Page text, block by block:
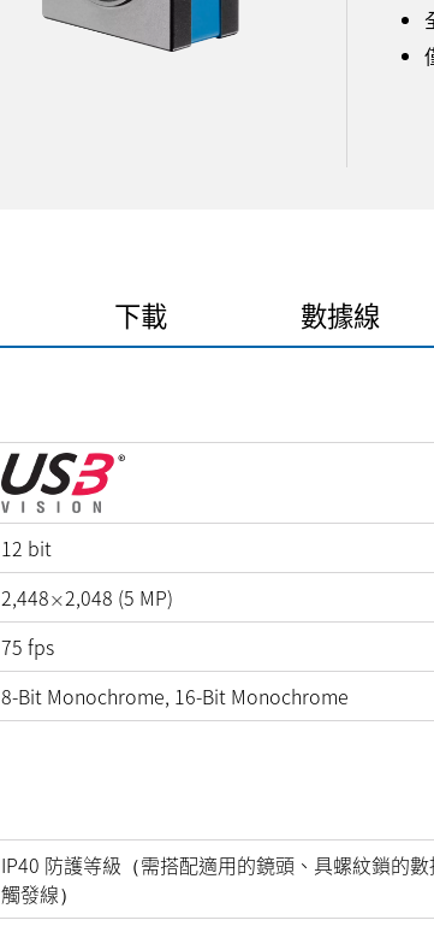
下載 數據線
12 bit
2,448×2,048 (5 MP)
75 fps
8-Bit Monochrome, 16-Bit Monochrome
IP40 防護等級（需搭配適用的鏡頭、具螺紋鎖的
觸發線）